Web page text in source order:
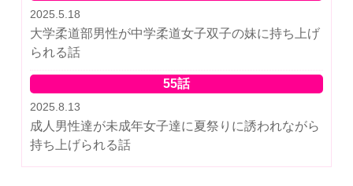
2025.5.18
大学柔道部男性が中学柔道女子双子の妹に持ち上げ
られる話
55話
2025.8.13
成人男性達が未成年女子達に夏祭りに誘われながら
持ち上げられる話